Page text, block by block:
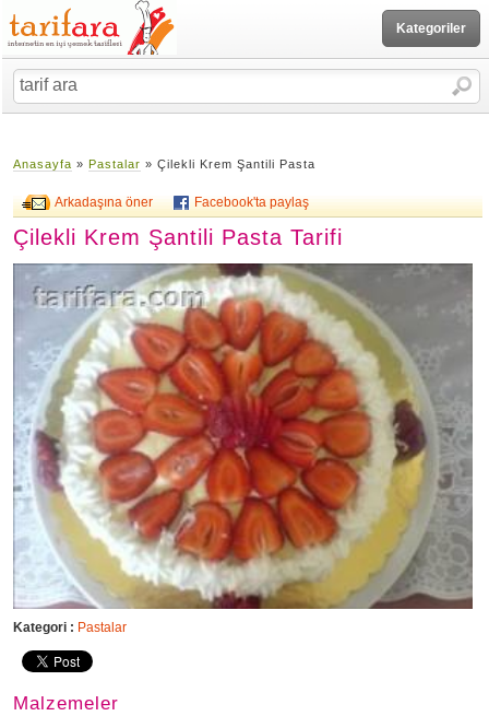
Kategoriler
Anasayfa » Pastalar » Çilekli Krem Şantili Pasta
Arkadaşına öner Facebook'ta paylaş
Çilekli Krem Şantili Pasta Tarifi
Kategori : Pastalar
Malzemeler